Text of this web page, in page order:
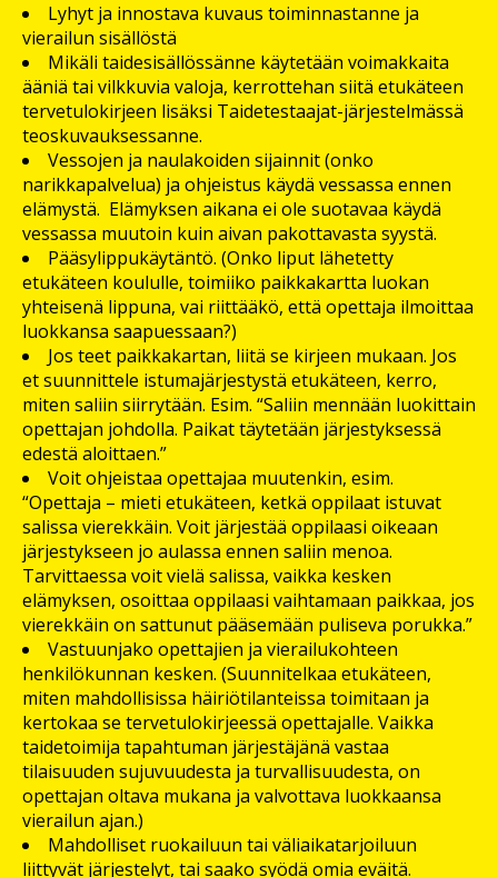
Lyhyt ja innostava kuvaus toiminnastanne ja
vierailun sisällöstä
Mikäli taidesisällössänne käytetään voimakkaita
ääniä tai vilkkuvia valoja, kerrottehan siitä etukäteen
tervetulokirjeen lisäksi Taidetestaajat-järjestelmässä
teoskuvauksessanne.
Vessojen ja naulakoiden sijainnit (onko
narikkapalvelua) ja ohjeistus käydä vessassa ennen
elämystä. Elämyksen aikana ei ole suotavaa käydä
vessassa muutoin kuin aivan pakottavasta syystä.
Pääsylippukäytäntö. (Onko liput lähetetty
etukäteen koululle, toimiiko paikkakartta luokan
yhteisenä lippuna, vai riittääkö, että opettaja ilmoittaa
luokkansa saapuessaan?)
Jos teet paikkakartan, liitä se kirjeen mukaan. Jos
et suunnittele istumajärjestystä etukäteen, kerro,
miten saliin siirrytään. Esim. “Saliin mennään luokittain
opettajan johdolla. Paikat täytetään järjestyksessä
edestä aloittaen.”
Voit ohjeistaa opettajaa muutenkin, esim.
“Opettaja – mieti etukäteen, ketkä oppilaat istuvat
salissa vierekkäin. Voit järjestää oppilaasi oikeaan
järjestykseen jo aulassa ennen saliin menoa.
Tarvittaessa voit vielä salissa, vaikka kesken
elämyksen, osoittaa oppilaasi vaihtamaan paikkaa, jos
vierekkäin on sattunut pääsemään puliseva porukka.”
Vastuunjako opettajien ja vierailukohteen
henkilökunnan kesken. (Suunnitelkaa etukäteen,
miten mahdollisissa häiriötilanteissa toimitaan ja
kertokaa se tervetulokirjeessä opettajalle. Vaikka
taidetoimija tapahtuman järjestäjänä vastaa
tilaisuuden sujuvuudesta ja turvallisuudesta, on
opettajan oltava mukana ja valvottava luokkaansa
vierailun ajan.)
Mahdolliset ruokailuun tai väliaikatarjoiluun
liittyvät järjestelyt, tai saako syödä omia eväitä.